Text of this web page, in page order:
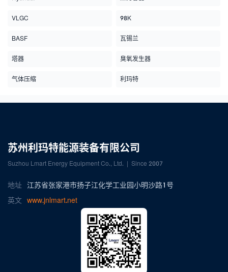
VLGC 98K
BASF 瓦锡兰
塔器 臭氧发生器
气体压缩 利玛特
苏州利玛特能源装备有限公司
Suzhou Lmart Energy Equipment Co., Ltd. | Since 2007
地址 江苏省张家港市扬子江化学工业园小明沙路1号
英文 www.jnlmart.net